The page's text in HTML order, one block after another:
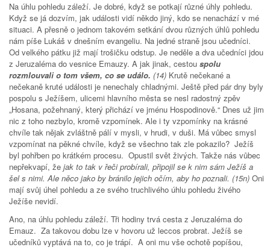
Na úhlu pohledu záleží. Je dobré, když se potkají různé úhly pohledu.
Když se já dozvím, jak události vidí někdo jiný, kdo se nenachází v mé
situaci. A přesně o jednom takovém setkání dvou různých úhlů pohledu
nám píše Lukáš v dnešním evangeliu. Na jedné straně jsou učedníci.
Od velkého pátku již mají trošičku odstup. Je neděle a dva učedníci jdou
z Jeruzaléma do vesnice Emauzy. A jak jinak, cestou spolu
rozmlouvali o tom všem, co se událo. (14) Krutě nečekané a
nečekaně kruté události je nenechaly chladnými. Ještě před pár dny byly
pospolu s Ježíšem, ulicemi hlavního města se nesl radostný zpěv
„Hosana, požehnaný, který přichází ve jménu Hospodinově.“ Dnes už jim
nic z toho nezbylo, kromě vzpomínek. Ale i ty vzpomínky na krásné
chvíle tak nějak zvláštně pálí v mysli, v hrudi, v duši. Má vůbec smysl
vzpomínat na pěkné chvíle, když se všechno tak zle pokazilo? Ježíš
byl pohřben po krátkém procesu. Opustil svět živých. Takže nás vůbec
nepřekvapí, že jak to tak v řeči probírali, připojil se k nim sám Ježíš a
šel s nimi. Ale něco jako by bránilo jejich očím, aby ho poznali. (15n) Oni
mají svůj úhel pohledu a ze svého truchlivého úhlu pohledu živého
Ježíše nevidí.
Ano, na úhlu pohledu záleží. Tři hodiny trvá cesta z Jeruzaléma do
Emauz. Za takovou dobu lze v hovoru už leccos probrat. Ježíš se
učedníků vyptává na to, co je trápí. A oni mu vše ochotě popíšou,